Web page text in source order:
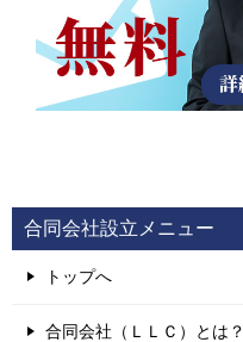
合同会社設立メニュー
トップへ
合同会社（ＬＬＣ）とは？